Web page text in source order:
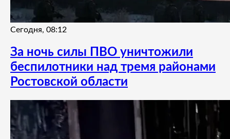
Сегодня, 08:12
За ночь силы ПВО уничтожили
беспилотники над тремя районами
Ростовской области